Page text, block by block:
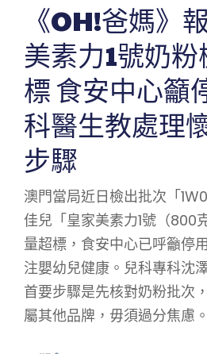
《OH!爸媽》
美素力1號奶
標 食安中心籲
科醫生教處理
步驟
澳門當局近日檢出批次「
佳兒「皇家美素力1號（800
量超標，食安中心已呼籲停
注嬰幼兒健康。兒科專科沈
首要步驟是先核對奶粉批次
屬其他品牌，毋須過分焦慮。